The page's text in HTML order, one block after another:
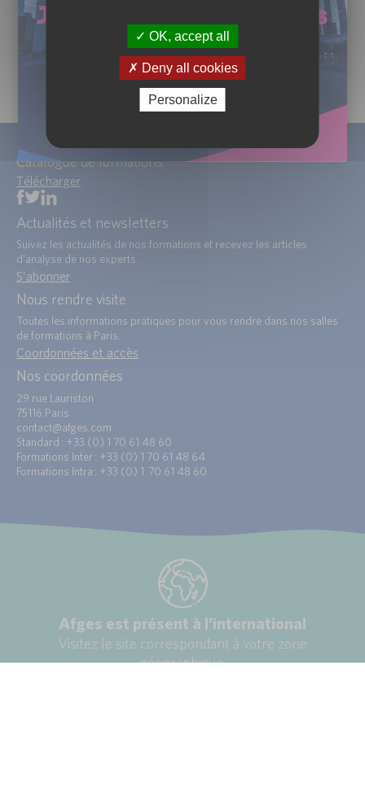
Catalogue de formations
Télécharger
Actualités et newsletters
Suivez les actualités de nos formations et recevez les articles
d’analyse de nos experts.
S'abonner
Nous rendre visite
Toutes les informations pratiques pour vous rendre dans nos salles
de formations à Paris.
Coordonnées et accès
Nos coordonnées
29 rue Lauriston
75116 Paris
contact@afges.com
Standard : +33 (0) 1 70 61 48 60
Formations Inter : +33 (0) 1 70 61 48 64
Formations Intra : +33 (0) 1 70 61 48 60
Afges est présent à l’international
Visitez le site correspondant à votre zone
géographique.
OK, accept all
Deny all cookies
Personalize